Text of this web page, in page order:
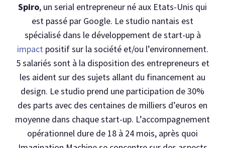
Spiro, un serial entrepreneur né aux Etats-Unis qui
est passé par Google. Le studio nantais est
spécialisé dans le développement de start-up à
impact positif sur la société et/ou l’environnement.
5 salariés sont à la disposition des entrepreneurs et
les aident sur des sujets allant du financement au
design. Le studio prend une participation de 30%
des parts avec des centaines de milliers d’euros en
moyenne dans chaque start-up. L’accompagnement
opérationnel dure de 18 à 24 mois, après quoi